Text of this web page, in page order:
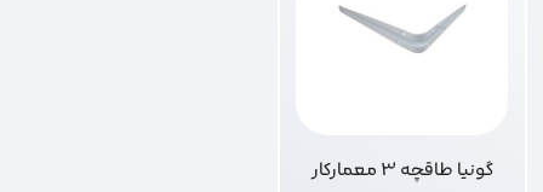
گونیا طاقچه 3 معمارکار